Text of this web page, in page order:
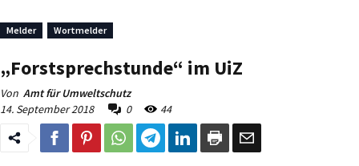
Melder Wortmelder
„Forstsprechstunde“ im UiZ
Von Amt für Umweltschutz
14. September 2018
0 44